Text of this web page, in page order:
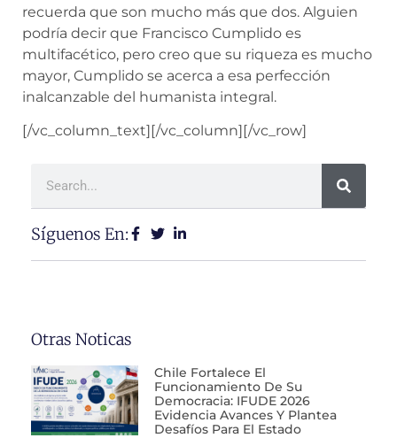
recuerda que son mucho más que dos. Alguien
podría decir que Francisco Cumplido es
multifacético, pero creo que su riqueza es mucho
mayor, Cumplido se acerca a esa perfección
inalcanzable del humanista integral.
[/vc_column_text][/vc_column][/vc_row]
Síguenos En:
Otras Noticas
Chile Fortalece El
Funcionamiento De Su
Democracia: IFUDE 2026
Evidencia Avances Y Plantea
Desafíos Para El Estado